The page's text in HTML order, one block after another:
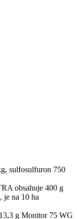
sulfosulfuron 750
obsahuje 400 g
je na 10 ha
g Monitor 75 WG